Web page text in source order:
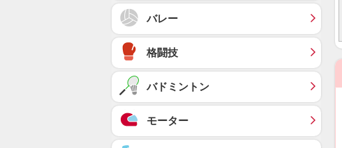
バレー
格闘技
バドミントン
モーター